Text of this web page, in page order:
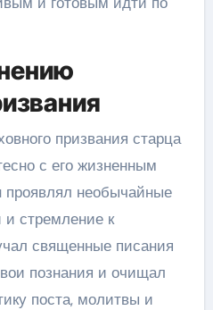
призвания старца
с его жизненным
проявлял необычайные
и стремление к
священные писания
познания и очищал
поста, молитвы и